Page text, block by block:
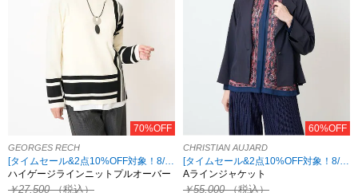
70%OFF
GEORGES RECH
[タイムセール&2点10%OFF対象！8/17 8:59まで アウトレット限定]
ハイゲージラインニットプルオーバー
￥27,500（税込）
60%OFF
CHRISTIAN AUJARD
[タイムセール&2点10%OFF対象！8/17 8:59まで アウトレット限定]
Aラインジャケット
￥55,000（税込）